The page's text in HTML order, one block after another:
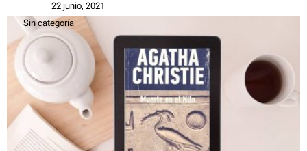
22 junio, 2021
Sin categoría